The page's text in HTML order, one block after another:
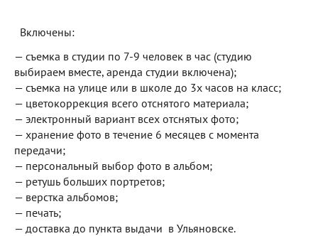
Включены:
— съемка в студии по 7-9 человек в час (студию
выбираем вместе, аренда студии включена);
— съемка на улице или в школе до 3х часов на класс;
— цветокоррекция всего отснятого материала;
— электронный вариант всех отснятых фото;
— хранение фото в течение 6 месяцев с момента
передачи;
— персональный выбор фото в альбом;
— ретушь больших портретов;
— верстка альбомов;
— печать;
— доставка до пункта выдачи в Ульяновске.